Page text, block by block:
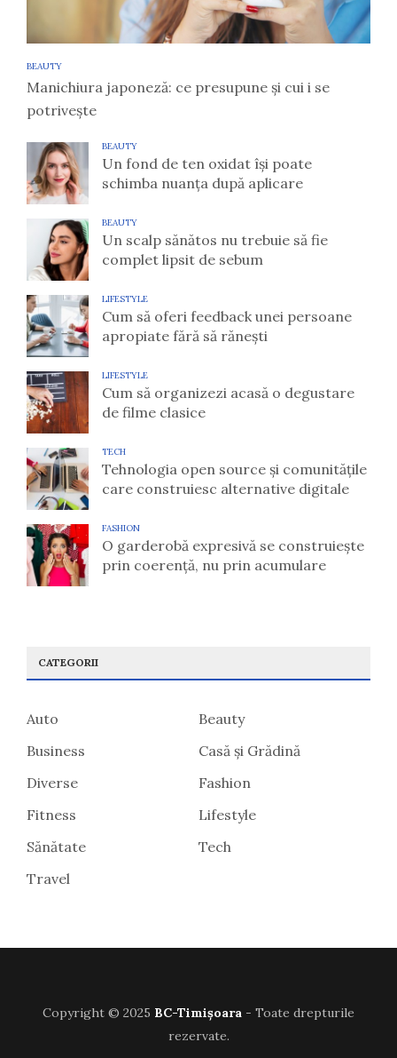
BEAUTY
Manichiura japoneză: ce presupune și cui i se
potrivește
BEAUTY
Un fond de ten oxidat își poate
schimba nuanța după aplicare
BEAUTY
Un scalp sănătos nu trebuie să fie
complet lipsit de sebum
LIFESTYLE
Cum să oferi feedback unei persoane
apropiate fără să rănești
LIFESTYLE
Cum să organizezi acasă o degustare
de filme clasice
TECH
Tehnologia open source și comunitățile
care construiesc alternative digitale
FASHION
O garderobă expresivă se construiește
prin coerență, nu prin acumulare
CATEGORII
Auto
Beauty
Business
Casă și Grădină
Diverse
Fashion
Fitness
Lifestyle
Sănătate
Tech
Travel
Copyright © 2025 BC-Timișoara - Toate drepturile
rezervate.